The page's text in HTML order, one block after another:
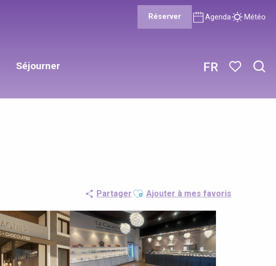
FR
Réserver Agenda Météo
Séjourner
Partager Ajouter aux favoris
Ajouter à mes favoris